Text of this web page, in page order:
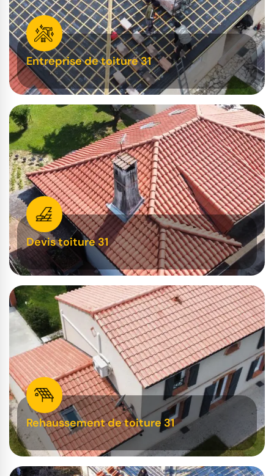
Entreprise de toiture 31
Devis toiture 31
Rehaussement de toiture 31